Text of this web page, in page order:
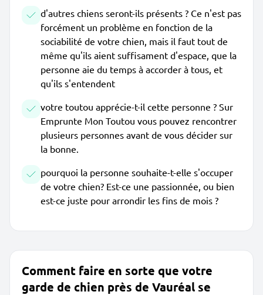
d'autres chiens seront-ils présents ? Ce n'est pas
forcément un problème en fonction de la
sociabilité de votre chien, mais il faut tout de
même qu'ils aient suffisament d'espace, que la
personne aie du temps à accorder à tous, et
qu'ils s'entendent
votre toutou apprécie-t-il cette personne ? Sur
Emprunte Mon Toutou vous pouvez rencontrer
plusieurs personnes avant de vous décider sur
la bonne.
pourquoi la personne souhaite-t-elle s'occuper
de votre chien? Est-ce une passionnée, ou bien
est-ce juste pour arrondir les fins de mois ?
Comment faire en sorte que votre
garde de chien près de Vauréal se